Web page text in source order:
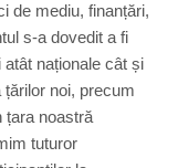
de mediu, finanțări,
s-a dovedit a fi
naționale cât și
țărilor noi, precum
țara noastră
tuturor